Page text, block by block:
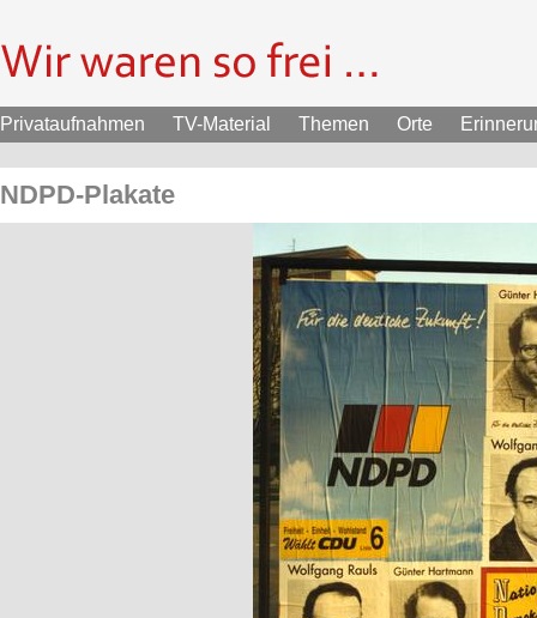
Privataufnahmen TV-Material Themen Orte
NDPD-Plakate